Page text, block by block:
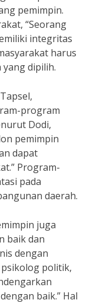
pemimpin.
“Seorang
integritas
harus
dipilih.
program
Dodi,
pemimpin
dapat
Program-
pada
daerah.
juga
baik dan
dengan
politik,
baik.” Hal